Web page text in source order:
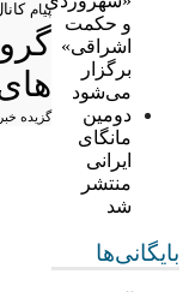
و حکمت
اشراقی»
برگزار
می‌شود
دومین
مانگای
ایرانی
منتشر
شد
بایگانی‌ها
پیام
گزیده